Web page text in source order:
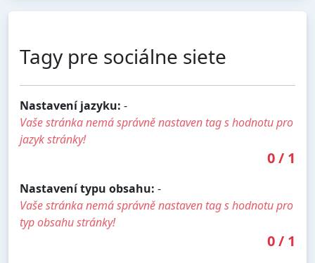
Tagy pre sociálne siete
Nastavení jazyku: -
Vaše stránka nemá správně nastaven tag s hodnotu pro
jazyk stránky!
0/ 1
Nastavení typu obsahu: -
Vaše stránka nemá správně nastaven tag s hodnotu pro
typ obsahu stránky!
0/ 1